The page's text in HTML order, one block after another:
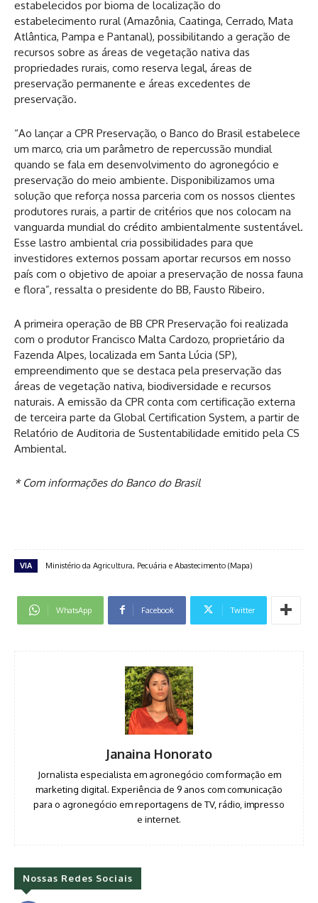
estabelecidos por bioma de localização do
estabelecimento rural (Amazônia, Caatinga, Cerrado, Mata
Atlântica, Pampa e Pantanal), possibilitando a geração de
recursos sobre as áreas de vegetação nativa das
propriedades rurais, como reserva legal, áreas de
preservação permanente e áreas excedentes de
preservação.
“Ao lançar a CPR Preservação, o Banco do Brasil estabelece
um marco, cria um parâmetro de repercussão mundial
quando se fala em desenvolvimento do agronegócio e
preservação do meio ambiente. Disponibilizamos uma
solução que reforça nossa parceria com os nossos clientes
produtores rurais, a partir de critérios que nos colocam na
vanguarda mundial do crédito ambientalmente sustentável.
Esse lastro ambiental cria possibilidades para que
investidores externos possam aportar recursos em nosso
país com o objetivo de apoiar a preservação de nossa fauna
e flora”, ressalta o presidente do BB, Fausto Ribeiro.
A primeira operação de BB CPR Preservação foi realizada
com o produtor Francisco Malta Cardozo, proprietário da
Fazenda Alpes, localizada em Santa Lúcia (SP),
empreendimento que se destaca pela preservação das
áreas de vegetação nativa, biodiversidade e recursos
naturais. A emissão da CPR conta com certificação externa
de terceira parte da Global Certification System, a partir de
Relatório de Auditoria de Sustentabilidade emitido pela CS
Ambiental.
* Com informações do Banco do Brasil
VIA Ministério da Agricultura, Pecuária e Abastecimento (Mapa)
WhatsApp Facebook Twitter
Janaina Honorato
Jornalista especialista em agronegócio com formação em
marketing digital. Experiência de 9 anos com comunicação
para o agronegócio em reportagens de TV, rádio, impresso
e internet.
Nossas Redes Sociais